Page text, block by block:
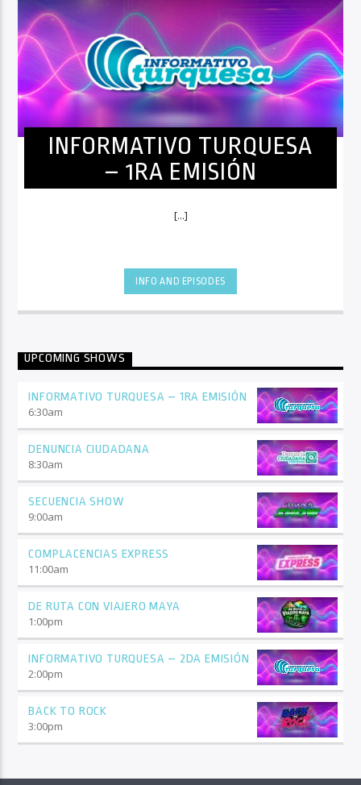
INFORMATIVO TURQUESA
– 1RA EMISIÓN
[...]
INFO AND EPISODES
UPCOMING SHOWS
INFORMATIVO TURQUESA – 1RA EMISIÓN
6:30am
DENUNCIA CIUDADANA
8:30am
SECUENCIA SHOW
9:00am
COMPLACENCIAS EXPRESS
11:00am
DE RUTA CON VIAJERO MAYA
1:00pm
INFORMATIVO TURQUESA – 2DA EMISIÓN
2:00pm
BACK TO ROCK
3:00pm